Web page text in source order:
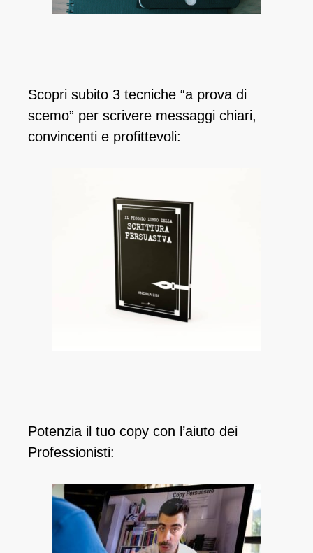
Scopri subito 3 tecniche “a prova di
scemo” per scrivere messaggi chiari,
convincenti e profittevoli:
Potenzia il tuo copy con l’aiuto dei
Professionisti: